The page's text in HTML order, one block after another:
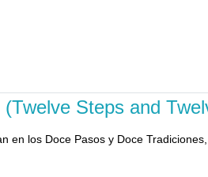
Steps and
en los Doce Pasos y Doce